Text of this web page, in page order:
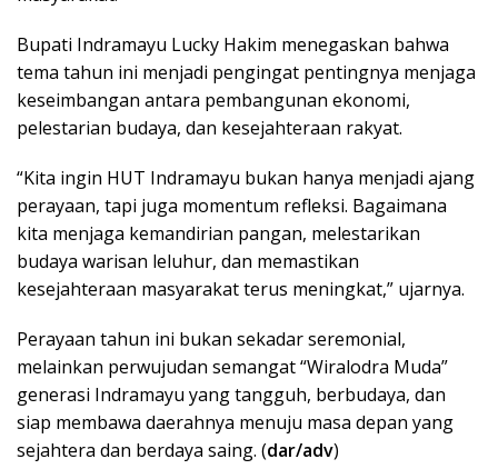
Bupati Indramayu Lucky Hakim menegaskan bahwa
tema tahun ini menjadi pengingat pentingnya menjaga
keseimbangan antara pembangunan ekonomi,
pelestarian budaya, dan kesejahteraan rakyat.
“Kita ingin HUT Indramayu bukan hanya menjadi ajang
perayaan, tapi juga momentum refleksi. Bagaimana
kita menjaga kemandirian pangan, melestarikan
budaya warisan leluhur, dan memastikan
kesejahteraan masyarakat terus meningkat,” ujarnya.
Perayaan tahun ini bukan sekadar seremonial,
melainkan perwujudan semangat “Wiralodra Muda”
generasi Indramayu yang tangguh, berbudaya, dan
siap membawa daerahnya menuju masa depan yang
sejahtera dan berdaya saing. (dar/adv)